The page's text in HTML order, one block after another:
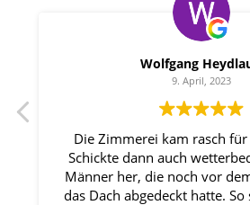
Wolfgang
9. April, 2023
Die Zimmerei kam rasch
Schickte dann auch
Männer her, die noch vor
das Dach abgedeckt hatte.